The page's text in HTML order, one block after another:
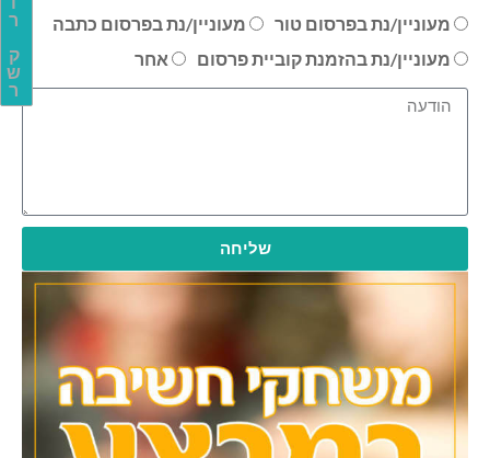
ר
ק
ש
ר
מעוניין/נת בפרסום טור
מעוניין/נת בפרסום כתבה
מעוניין/נת בהזמנת קוביית פרסום
אחר
שליחה